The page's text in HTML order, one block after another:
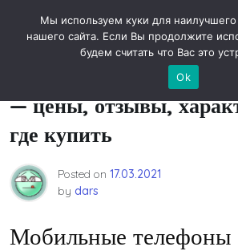
Новости
Мобильные телефоны
— цены, отзывы,
где купить
Posted on 17.03.2021
by dars
Мобильные
Мы используем куки для
нашего сайта. Если Вы продолжите
будем считать что Вас это
Ok